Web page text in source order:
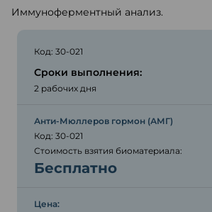
Иммуноферментный анализ.
Код: 30-021
Сроки выполнения:
2 рабочих дня
Анти-Мюллеров гормон (АМГ)
Код: 30-021
Стоимость взятия биоматериала:
Бесплатно
Цена: